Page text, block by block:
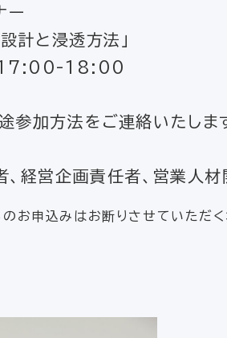
ー
と浸透方法」
18:00
方法をご連絡いたしま
経営企画責任者、営業人材
お申込みはお断りさせていただ